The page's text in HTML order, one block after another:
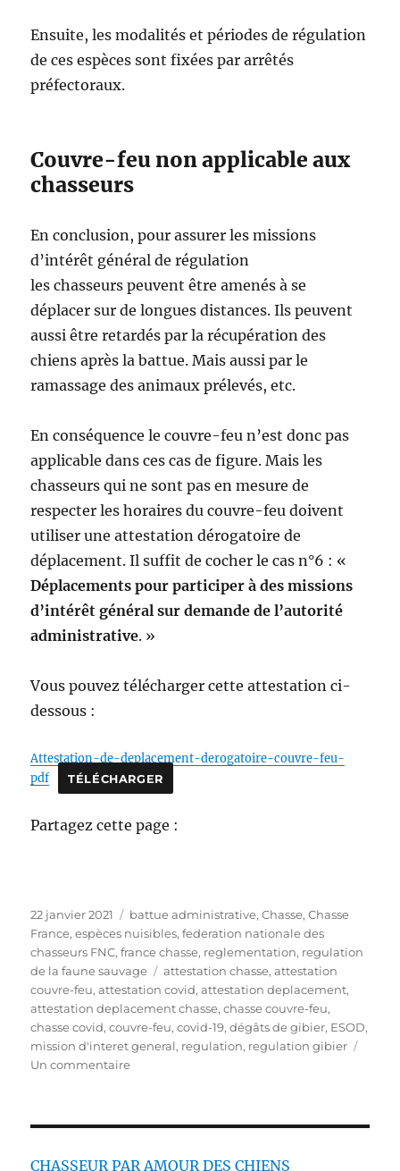
Ensuite, les modalités et périodes de régulation
de ces espèces sont fixées par arrêtés
préfectoraux.
Couvre-feu non applicable aux
chasseurs
En conclusion, pour assurer les missions
d’intérêt général de régulation
les chasseurs peuvent être amenés à se
déplacer sur de longues distances. Ils peuvent
aussi être retardés par la récupération des
chiens après la battue. Mais aussi par le
ramassage des animaux prélevés, etc.
En conséquence le couvre-feu n’est donc pas
applicable dans ces cas de figure. Mais les
chasseurs qui ne sont pas en mesure de
respecter les horaires du couvre-feu doivent
utiliser une attestation dérogatoire de
déplacement. Il suffit de cocher le cas n°6 : «
Déplacements pour participer à des missions
d’intérêt général sur demande de l’autorité
administrative. »
Vous pouvez télécharger cette attestation ci-
dessous :
Attestation-de-deplacement-derogatoire-couvre-feu-
pdf
TÉLÉCHARGER
Partagez cette page :
P
u
b
l
i
é
l
e
22 janvier 2021
C
a
t
é
g
o
r
i
e
battue administrative,Chasse,Chasse
France,espèces nuisibles,federation nationale des
chasseurs FNC,france chasse, reglementation, regulation
de la faune sauvage
É
t
i
q
u
attestation chasse,attestation
couvre-feu,attestation covid,attestation deplacement,
attestation deplacement chasse,chasse couvre-feu,
chasse covid,couvre-feu,covid-19,dégâts de gibier, ESOD,
mission d'interet general, regulation, regulation gibier
Un commentaires
c
CHASSEUR PAR AMOUR DES CHIENS